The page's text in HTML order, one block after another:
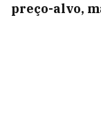
preço-alvo,